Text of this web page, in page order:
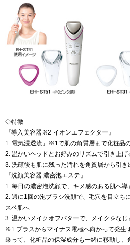
◇特徴
『導入美容器※2 イオンエフェクター』
1. 電気浸透流」※1で肌の角質層まで化粧品
2. 温かいヘッドとお好みのリズムで引き上げ
3. 洗顔後も肌に残った汚れを角質層から引き
『洗顔美容器 濃密泡エステ』
1. 毎日の濃密泡洗顔で、キメ感のある肌へ導
2. 週に1回の泡ブラシ洗顔で、毛穴を目立ち
スベ肌へ
3. 温かいメイクオフパターで、メイクをな
※1 プラスからマイナス電極へ向かって発生
乗って、化粧品の保湿成分も一緒に移動し